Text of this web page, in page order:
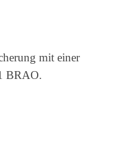
mit einer
BRAO.